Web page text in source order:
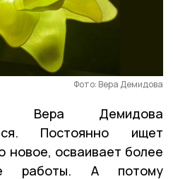
Фото: Вера Демидова
Вера Демидова
Постоянно ищет
новое, осваивает более
работы. А потому